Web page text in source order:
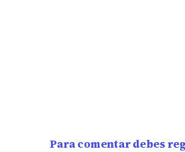
Para comentar debes